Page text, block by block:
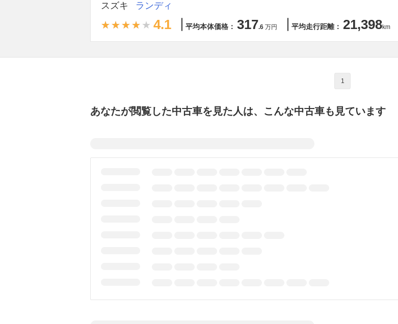
スズキ ランディ
4.1 平均本体価格： 317.6 万円 平均走行距離： 21,398km
1
あなたが閲覧した中古車を見た人は、こんな中古車も見ています